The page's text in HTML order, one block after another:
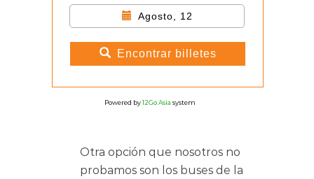
Agosto, 12
Encontrar billetes
Powered by12Go Asia system
Otra opción que nosotros no
probamos son los buses de la